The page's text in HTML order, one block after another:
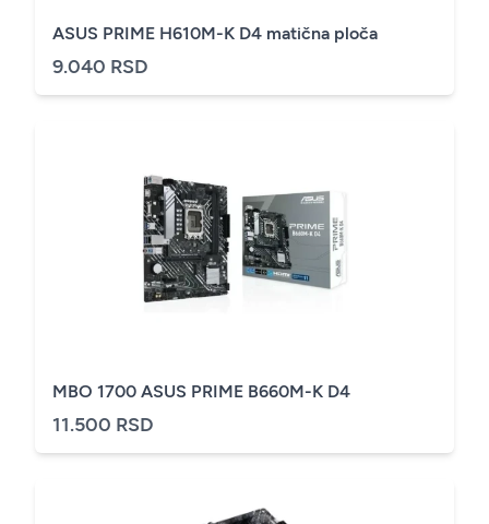
ASUS PRIME H610M-K D4 matična ploča
9.040 RSD
MBO 1700 ASUS PRIME B660M-K D4
11.500 RSD